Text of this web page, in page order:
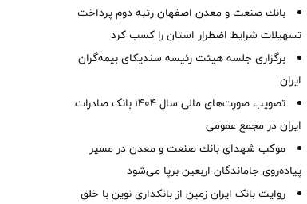
بانك صنعت و معدن اصفهان رتبه دوم پرداخت
تسهیلات شرایط اضطرار استان را كسب كرد
برگزاری جلسه هیئت رئیسه سندیکای بیمه‌گران
ایران
تصویب صورت‌های مالی سال ۱۴۰۴ بانک صادرات
ایران در مجمع عمومی
موكب شهدای بانك صنعت و معدن در مسیر
پیاده‌روی جاماندگان اربعین برپا می‌شود
روایت بانک ایران زمین از بانکداری نوین با خلق